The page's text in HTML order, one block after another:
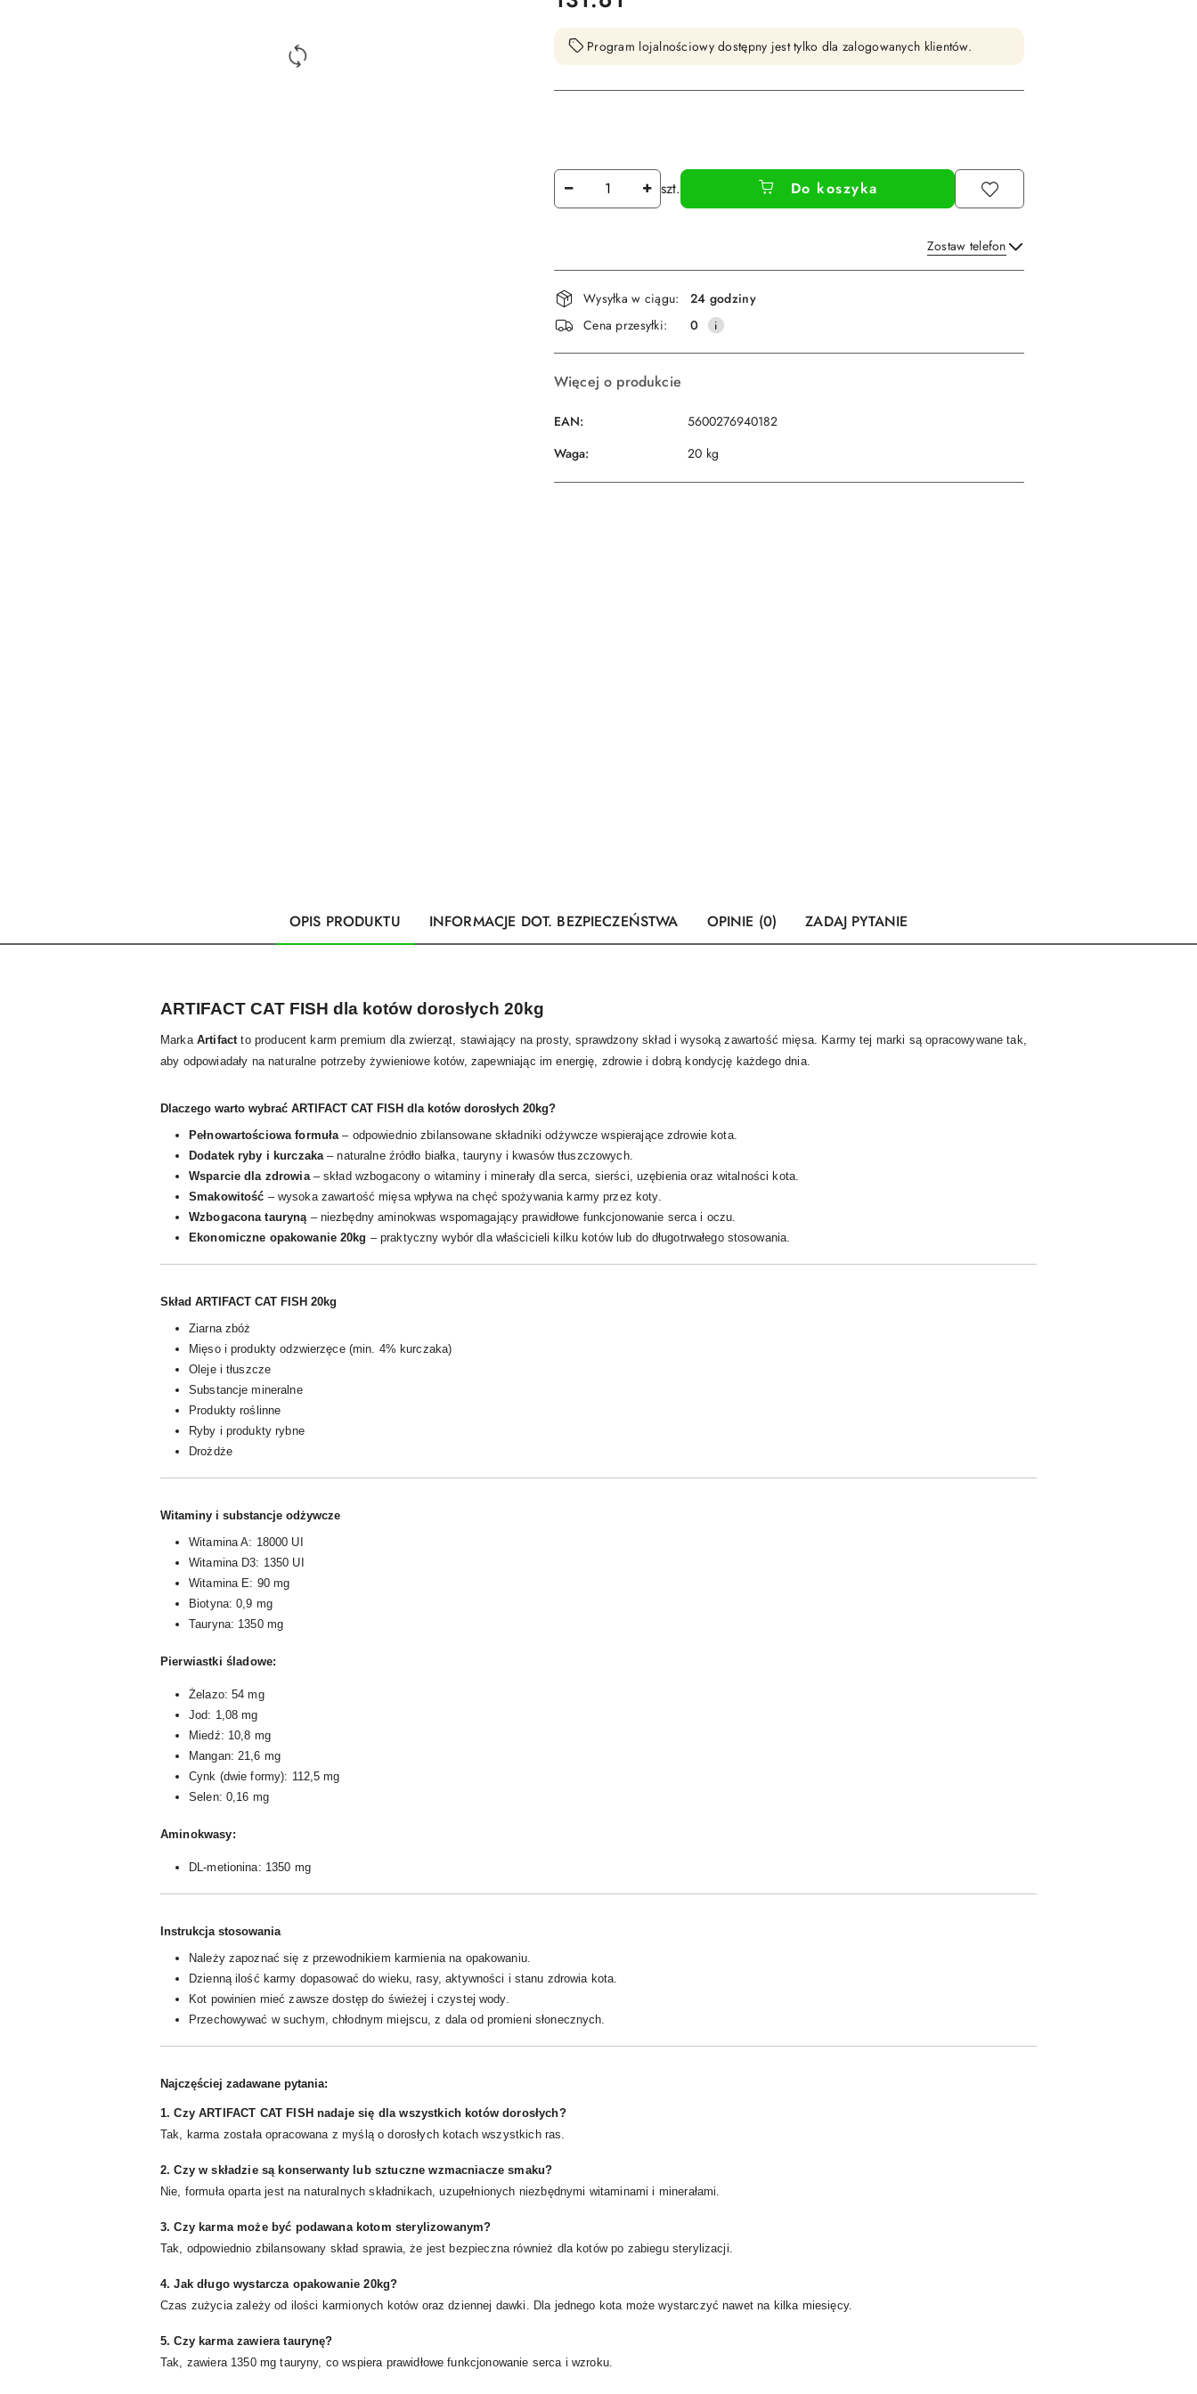
Program lojalnościowy dostępny jest tylko dla zalogowanych klientów.
Ilość szt. Do koszyka
Zostaw telefon
Wyślij
Dostępność
i
dostawa
Wysyłka w ciągu:
24 godziny
Cena przesyłki:
0
Więcej o produkcie
EAN:
5600276940182
Waga:
20 kg
OPIS PRODUKTU INFORMACJE DOT. BEZPIECZEŃSTWA OPINIE (0) ZADAJ PYTANIE
ARTIFACT CAT FISH dla kotów dorosłych 20kg
Marka Artifactto producent karm premium dla zwierząt, stawiający na prosty, sprawdzony skład i wysoką zawartość mięsa. Karmy tej marki są opracowywane tak,
aby odpowiadały na naturalne potrzeby żywieniowe kotów, zapewniając im energię, zdrowie i dobrą kondycję każdego dnia.
Dlaczego warto wybrać ARTIFACT CAT FISH dla kotów dorosłych 20kg?
Pełnowartościowa formuła– odpowiednio zbilansowane składniki odżywcze wspierające zdrowie kota.
Dodatek ryby i kurczaka– naturalne źródło białka, tauryny i kwasów tłuszczowych.
Wsparcie dla zdrowia– skład wzbogacony o witaminy i minerały dla serca, sierści, uzębienia oraz witalności kota.
Smakowitość – wysoka zawartość mięsa wpływa na chęć spożywania karmy przez koty.
Wzbogacona tauryną– niezbędny aminokwas wspomagający prawidłowe funkcjonowanie serca i oczu.
Ekonomiczne opakowanie 20kg – praktyczny wybór dla właścicieli kilku kotów lub do długotrwałego stosowania.
Skład ARTIFACT CAT FISH 20kg
Ziarna zbóż
Mięso i produkty odzwierzęce (min. 4% kurczaka)
Oleje i tłuszcze
Substancje mineralne
Produkty roślinne
Ryby i produkty rybne
Drożdże
Witaminy i substancje odżywcze
Witamina A: 18000 UI
Witamina D3: 1350 UI
Witamina E: 90 mg
Biotyna: 0,9 mg
Tauryna: 1350 mg
Pierwiastki śladowe:
Żelazo: 54 mg
Jod: 1,08 mg
Miedź: 10,8 mg
Mangan: 21,6 mg
Cynk (dwie formy): 112,5 mg
Selen: 0,16 mg
Aminokwasy:
DL-metionina: 1350 mg
Instrukcja stosowania
Należy zapoznać się z przewodnikiem karmienia na opakowaniu.
Dzienną ilość karmy dopasować do wieku, rasy, aktywności i stanu zdrowia kota.
Kot powinien mieć zawsze dostęp do świeżej i czystej wody.
Przechowywać w suchym, chłodnym miejscu, z dala od promieni słonecznych.
Najczęściej zadawane pytania:
1. Czy ARTIFACT CAT FISH nadaje się dla wszystkich kotów dorosłych?
Tak, karma została opracowana z myślą o dorosłych kotach wszystkich ras.
2. Czy w składzie są konserwanty lub sztuczne wzmacniacze smaku?
Nie, formuła oparta jest na naturalnych składnikach, uzupełnionych niezbędnymi witaminami i minerałami.
3. Czy karma może być podawana kotom sterylizowanym?
Tak, odpowiednio zbilansowany skład sprawia, że jest bezpieczna również dla kotów po zabiegu sterylizacji.
4. Jak długo wystarcza opakowanie 20kg?
Czas zużycia zależy od ilości karmionych kotów oraz dziennej dawki. Dla jednego kota może wystarczyć nawet na kilka miesięcy.
5. Czy karma zawiera taurynę?
Tak, zawiera 1350 mg tauryny, co wspiera prawidłowe funkcjonowanie serca i wzroku.